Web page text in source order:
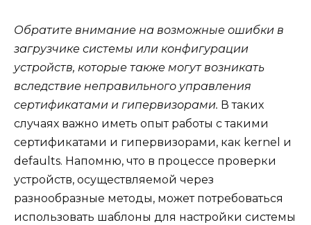
Обратите внимание на возможные ошибки в
загрузчике системы или конфигурации
устройств, которые также могут возникать
вследствие неправильного управления
сертификатами и гипервизорами. В таких
случаях важно иметь опыт работы с такими
сертификатами и гипервизорами, как kernel и
defaults. Напомню, что в процессе проверки
устройств, осуществляемой через
разнообразные методы, может потребоваться
использовать шаблоны для настройки системы